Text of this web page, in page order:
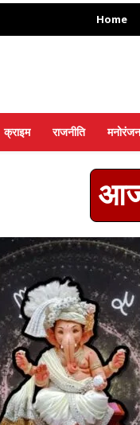
Home
क्राइम राजनीति मनोरंजन